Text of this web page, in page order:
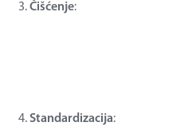
3.Čišćenje:
4. Standardizacija: